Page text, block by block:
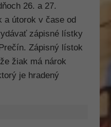
26. a 27.
a útorok v čase od
zápisné lístky
Zápisný lístok
žiak má nárok
je hradený